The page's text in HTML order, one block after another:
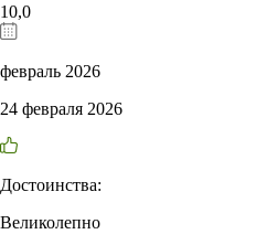
10,0
февраль 2026
24 февраля 2026
Достоинства:
Великолепно